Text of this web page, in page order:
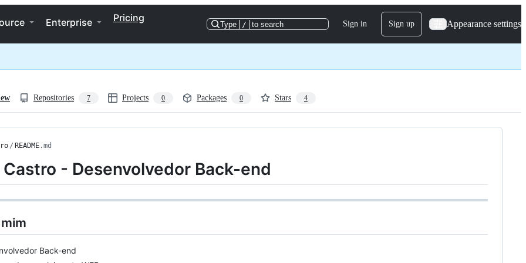
Enterprise Pricing
Type / to search Sign in Sign up Appearance settings
Repositories 7 Projects 0 Packages 0 Stars 4
/ README.md
- Desenvolvedor Back-end
Back-end